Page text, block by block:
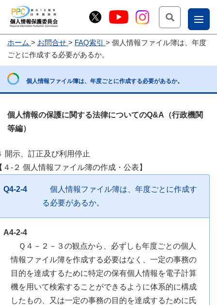
お
問
合
じょ
ホーム お問合せ FAQ索引
個人情報ファイル簿は、年度
ごとに作成する必要があるか。
個人情報ファイル簿は、年度ごとに作成する必要があるか。
個人情報の保護に関する法律についてのQ&A（行政機関
等編）
開示、訂正及び利用停止
４-２ 個人情報ファイル簿の作成・公表】
Q4-2-4
個人情報ファイル簿は、年度ごとに作成す
る必要があるか。
A4-2-4
Ｑ４－２－３の観点から、必ずしも年度ごとの個人
情報ファイル簿を作成する必要はなく、一定の事務の
目的を達成するために特定の保有個人情報を電子計算
機を用いて検索することができるように体系的に構成
したもの、又は一定の事務の目的を達成するために氏